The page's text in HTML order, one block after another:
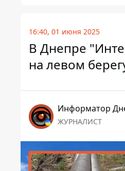
16:40, 01 июня 2025
В Днепре
на левом
Информатор
ЖУРНАЛИСТ